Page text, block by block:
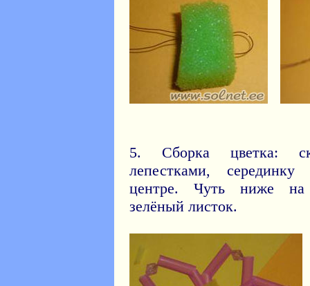
5. Сборка цветка:
лепестками,
центре. Чуть ниже на
зелёный листок.